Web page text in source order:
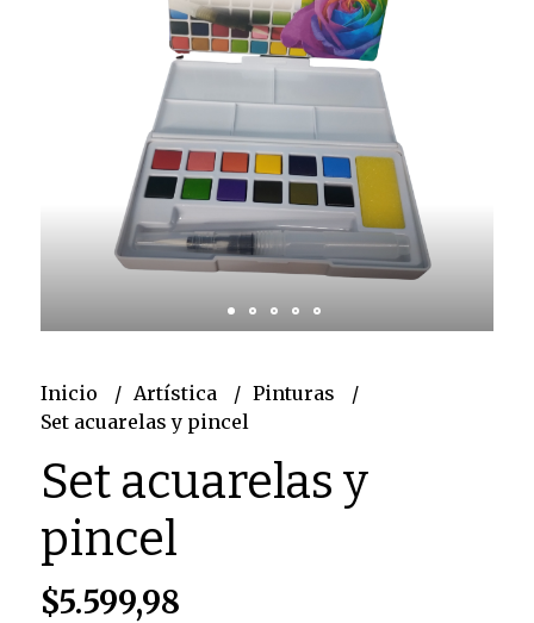
Inicio Artística
Pinturas
Set acuarelas y pincel
Set acuarelas y
pincel
$5.599,98